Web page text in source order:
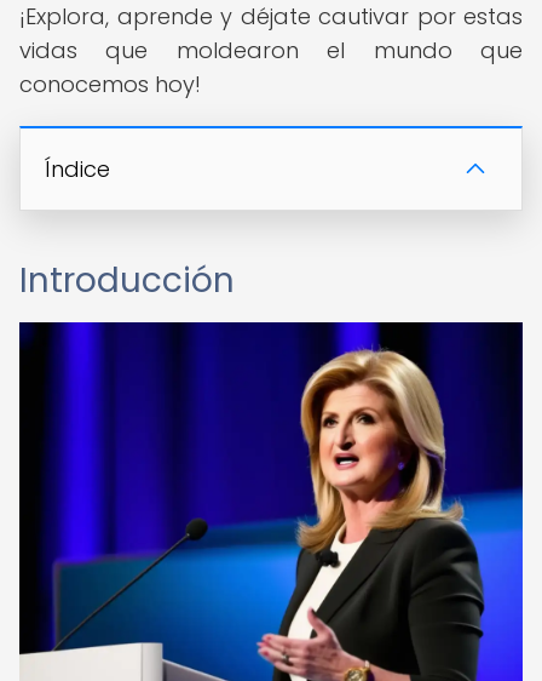
¡Explora, aprende y déjate cautivar por estas
vidas que moldearon el mundo que
conocemos hoy!
Índice
Introducción